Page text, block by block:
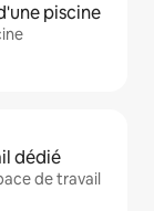
piscine
dédié
de travail